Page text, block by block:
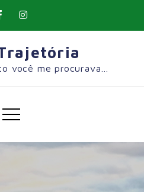
você me procurava…